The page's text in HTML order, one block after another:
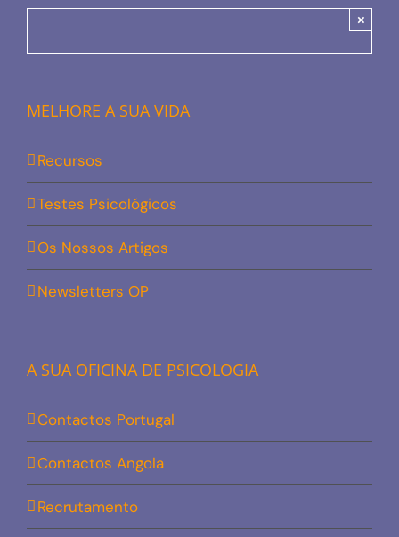
×
MELHORE A SUA VIDA
Recursos
Testes Psicológicos
Os Nossos Artigos
Newsletters OP
A SUA OFICINA DE PSICOLOGIA
Contactos Portugal
Contactos Angola
Recrutamento